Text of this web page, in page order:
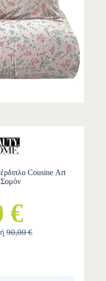
Cousine Αrt
€
90,00 €